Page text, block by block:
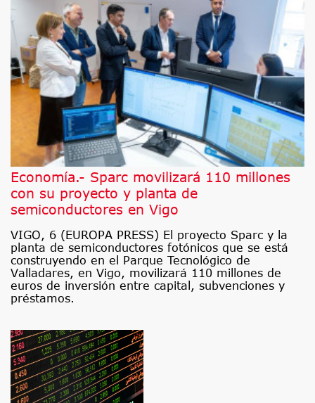
Economía.- Sparc movilizará 110 millones
con su proyecto y planta de
semiconductores en Vigo
VIGO, 6 (EUROPA PRESS) El proyecto Sparc y la
planta de semiconductores fotónicos que se está
construyendo en el Parque Tecnológico de
Valladares, en Vigo, movilizará 110 millones de
euros de inversión entre capital, subvenciones y
préstamos.